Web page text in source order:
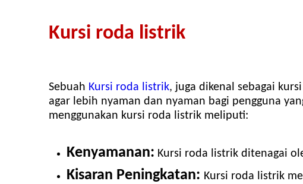
Kursi roda listrik
Sebuah Kursi roda listrik, juga dikenal sebagai
agar lebih nyaman dan nyaman bagi pengguna
menggunakan kursi roda listrik meliputi:
Kenyamanan: Kursi roda listrik ditenagai
Kisaran Peningkatan: Kursi roda listrik